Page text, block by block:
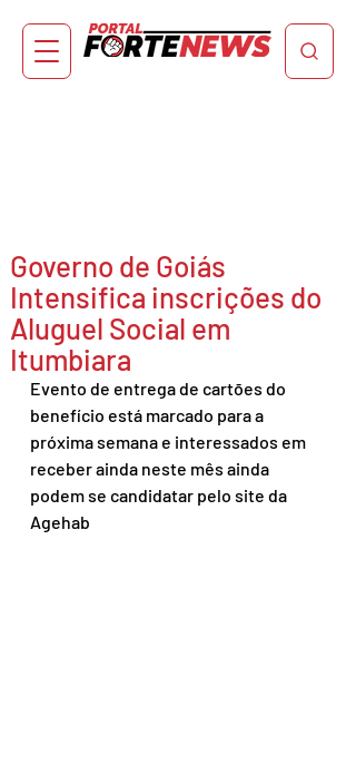
Governo de Goiás
Intensifica inscrições do
Aluguel Social em
Itumbiara
Evento de entrega de cartões do
benefício está marcado para a
próxima semana e interessados em
receber ainda neste mês ainda
podem se candidatar pelo site da
Agehab